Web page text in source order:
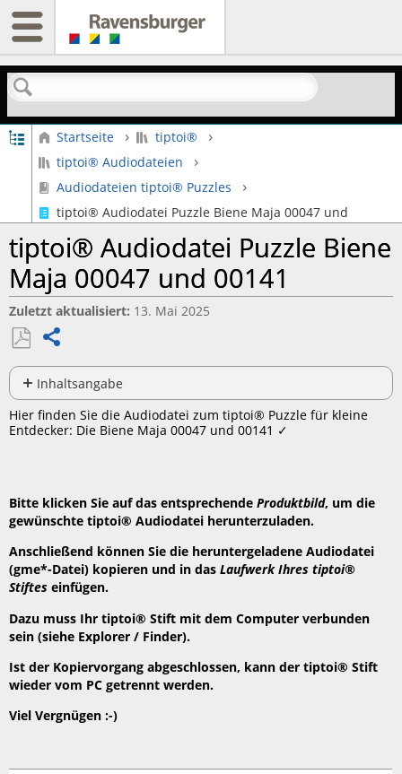
Suchen
Globale Hierarchie auf- und zuklappen
Startseite
tiptoi®
tiptoi® Audiodateien
Audiodateien tiptoi® Puzzles
tiptoi® Audiodatei Puzzle Biene Maja 00047 und 00141
tiptoi® Audiodatei Puzzle Biene
Maja 00047 und 00141
Zuletzt aktualisiert 13. Mai 2025
Als
PDF
speichern
Inhaltsangabe
Keine
Header
Hier finden Sie die Audiodatei zum tiptoi® Puzzle für kleine
Entdecker: Die Biene Maja 00047 und 00141 ✓
Bitte klicken Sie auf das entsprechendeProduktbild, um die
gewünschte tiptoi® Audiodatei herunterzuladen.
Anschließend können Sie die heruntergeladene Audiodatei
(gme*-Datei) kopieren und in dasLaufwerk Ihres tiptoi®
Stiftes einfügen.
Dazu muss Ihr tiptoi® Stift mit dem Computer verbunden
sein (siehe Explorer / Finder).
Ist der Kopiervorgang abgeschlossen, kann der tiptoi® Stift
wieder vom PC getrennt werden.
Viel Vergnügen :-)